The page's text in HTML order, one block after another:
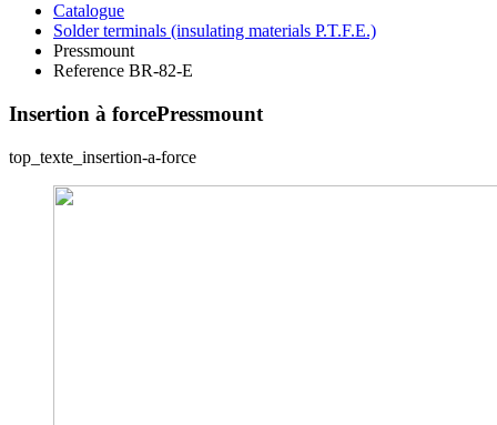
Catalogue
Solder terminals (insulating materials P.T.F.E.)
Pressmount
Reference BR-82-E
Insertion à forcePressmount
top_texte_insertion-a-force